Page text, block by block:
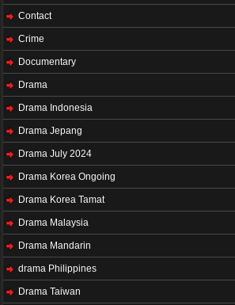
Contact
Crime
Documentary
Drama
Drama Indonesia
Drama Jepang
Drama July 2024
Drama Korea Ongoing
Drama Korea Tamat
Drama Malaysia
Drama Mandarin
drama Philippines
Drama Taiwan